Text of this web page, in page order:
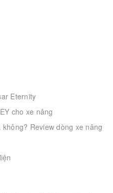
Eternity
cho xe nâng
Review dòng xe nâng